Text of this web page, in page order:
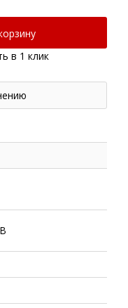
в 1 клик